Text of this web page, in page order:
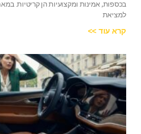
בכספות, אמינות ומקצועיות הן קריטיות.
למציאת
קרא עוד >>